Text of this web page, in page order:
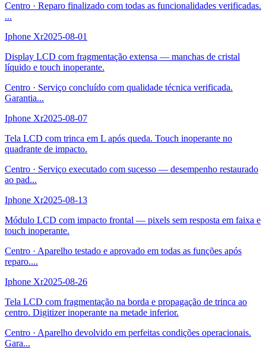
Centro · Reparo finalizado com todas as funcionalidades verificadas.
...
Iphone Xr2025-08-01
Display LCD com fragmentação extensa — manchas de cristal
líquido e touch inoperante.
Centro · Serviço concluído com qualidade técnica verificada.
Garantia...
Iphone Xr2025-08-07
Tela LCD com trinca em L após queda. Touch inoperante no
quadrante de impacto.
Centro · Serviço executado com sucesso — desempenho restaurado
ao pad...
Iphone Xr2025-08-13
Módulo LCD com impacto frontal — pixels sem resposta em faixa e
touch inoperante.
Centro · Aparelho testado e aprovado em todas as funções após
reparo....
Iphone Xr2025-08-26
Tela LCD com fragmentação na borda e propagação de trinca ao
centro. Digitizer inoperante na metade inferior.
Centro · Aparelho devolvido em perfeitas condições operacionais.
Gara...